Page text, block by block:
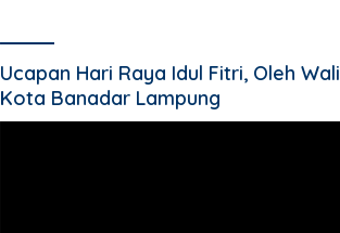
Ucapan Hari Raya Idul Fitri, Oleh Wali
Kota Banadar Lampung